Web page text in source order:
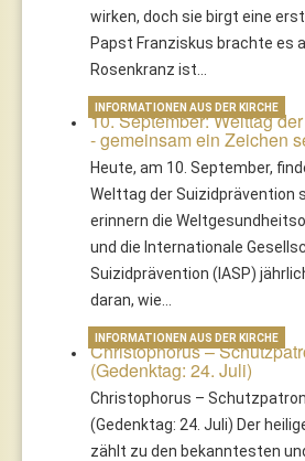
wirken, doch sie birgt eine
Papst Franziskus brachte es
Rosenkranz ist…
10. September: Welttag
- gemeinsam ein Zeichen
Heute, am 10. September,
Welttag der Suizidprävention
erinnern die
und die Internationale
Suizidprävention (IASP)
daran, wie…
INFORMATIONEN AUS DER KIRCHE
Christophorus –
(Gedenktag: 24. Juli)
Christophorus –
(Gedenktag: 24. Juli) Der
zählt zu den bekanntesten
INFORMATIONEN AUS DER KIRCHE